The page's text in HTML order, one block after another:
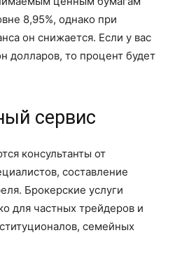
8,95%, однако при
он снижается. Если у вас
долларов, то процент будет
сервис
консультанты от
составление
Брокерские услуги
для частных трейдеров и
семейных